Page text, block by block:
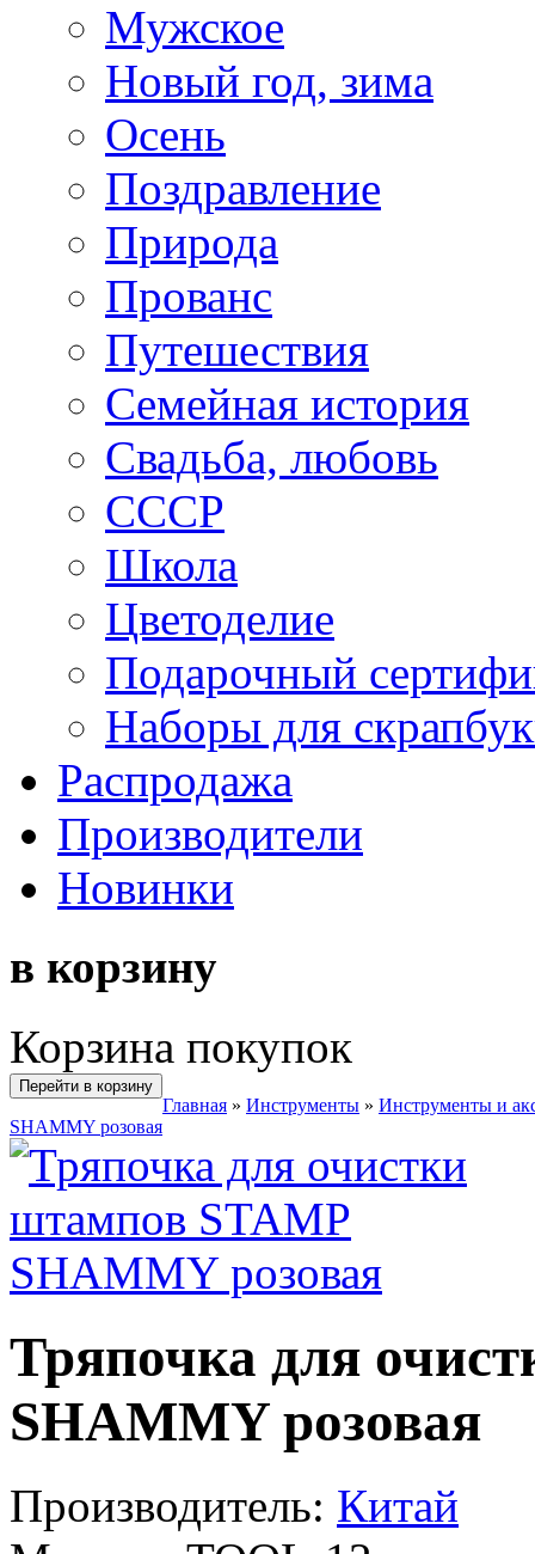
Мужское
Новый год, зима
Осень
Поздравление
Природа
Прованс
Путешествия
Семейная история
Свадьба, любовь
СССР
Школа
Цветоделие
Подарочный
Наборы для
Распродажа
Производители
Новинки
в корзину
Корзина покупок
Перейти в корзину
Главная » Инструменты » Инструменты и
SHAMMY розовая
Тряпочка для
SHAMMY розовая
Производитель: Китай